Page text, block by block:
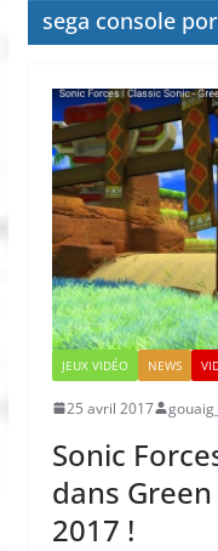
sega console
JEUX VIDÉO NEWS
25 avril 2017
Sonic
dans
2017 !